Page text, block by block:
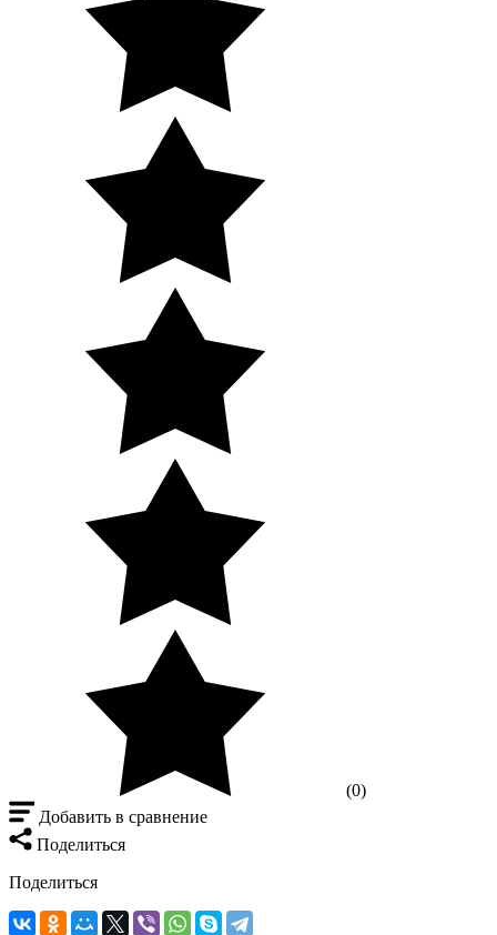
(0)
Добавить в сравнение
Поделиться
Поделиться